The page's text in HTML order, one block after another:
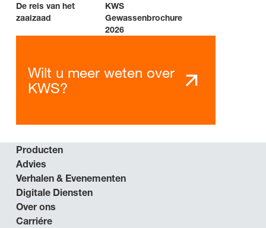
De reis van het
zaaizaad
KWS
Gewassenbrochure
2026
Wilt u meer weten over
KWS?
Producten
Advies
Verhalen & Evenementen
Digitale Diensten
Over ons
Carriére